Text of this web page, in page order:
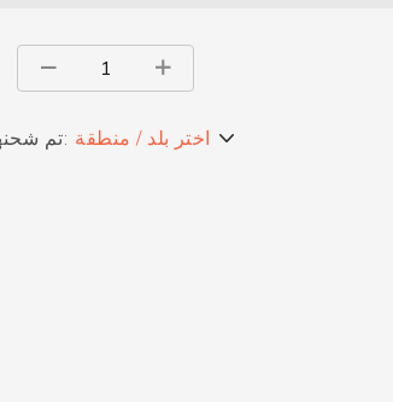
تم شحنها إلي: اختر بلد / منطقة